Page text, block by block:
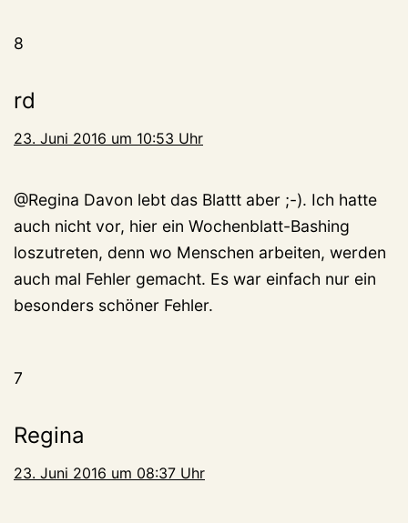
8
rd
23. Juni 2016 um 10:53 Uhr
@Regina Davon lebt das Blattt aber ;-). Ich hatte
auch nicht vor, hier ein Wochenblatt-Bashing
loszutreten, denn wo Menschen arbeiten, werden
auch mal Fehler gemacht. Es war einfach nur ein
besonders schöner Fehler.
7
Regina
23. Juni 2016 um 08:37 Uhr